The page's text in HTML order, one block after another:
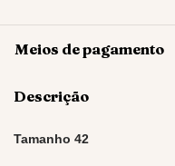
Meios de pagamento
Descrição
Tamanho 42